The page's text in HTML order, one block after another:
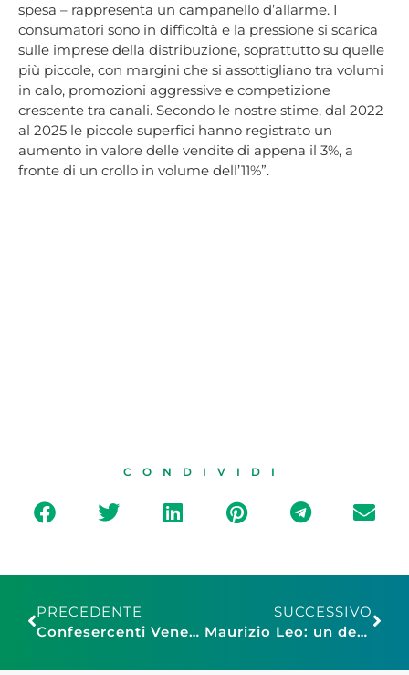
spesa – rappresenta un campanello d’allarme. I
consumatori sono in difficoltà e la pressione si scarica
sulle imprese della distribuzione, soprattutto su quelle
più piccole, con margini che si assottigliano tra volumi
in calo, promozioni aggressive e competizione
crescente tra canali. Secondo le nostre stime, dal 2022
al 2025 le piccole superfici hanno registrato un
aumento in valore delle vendite di appena il 3%, a
fronte di un crollo in volume dell’11%”.
CONDIVIDI
PRECEDENTE
Confesercenti Veneto Centrale, “Vie vuote e serrande abbassate: la crisi dei negozi a Padova tra caro affitti, cantieri e mancanza di politiche strutturali”
SUCCESSIVO
Maurizio Leo: un decreto omnibus per completare la riforma del fisco